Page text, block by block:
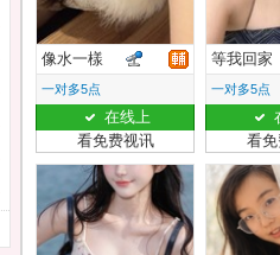
像水一樣
一对多5点
在线上
看免费视讯
等我回家
一对多5点
看